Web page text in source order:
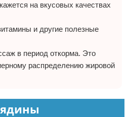
на вкусовых качествах
и другие полезные
в период откорма. Это
распределению жировой